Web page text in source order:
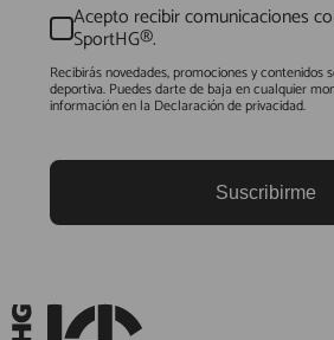
Acepto recibir comunicaciones
SportHG®.
Recibirás novedades, promociones y contenidos
deportiva. Puedes darte de baja en cualquier
información en la Declaración de privacidad.
Suscribirme